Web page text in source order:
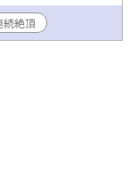
続絶頂